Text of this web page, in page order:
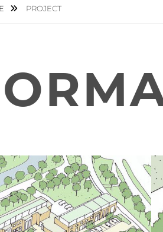
PROJECT